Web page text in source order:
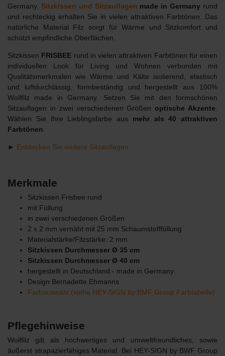
Germany. Sitzkissen und Sitzauflagen made in Germany rund
und rechteckig erhalten Sie in vielen attraktiven Farbtönen. Das
natürliche Material Filz sorgt für Wärme und Sitzkomfort und
schützt empfindliche Oberflächen.
Sitzkissen FRISBEE rund in vielen attraktiven Farbtönen für einen
individuellen Look für Living und Wohnen verbunden mit
Qualitätsmerkmalen wie Wärme und Kälte isolierend, elastisch
und luftdurchlässig, formbeständig und hergestellt aus 100%
Wollfilz made in Germany. Setzen Sie mit den formschönen
Sitzauflagen in zwei verschiedenen Größen optische Akzente
Wählen Sie Ihre Lieblingsfarbe aus mehr als 40 attraktiven
Farbtönen
► Entdecken Sie weitere Sitzauflagen
Merkmale
Sitzkissen Frisbee rund
mit Füllung
in zwei verschiedenen Größen
2 x 2 mm vernäht mit 25 mm Schaumstofffüllung
Materialstärke/Filzstärke: 2 mm
Sitzkissen Durchmesser Ø 35 cm
Sitzkissen Durchmesser Ø 40 cm
hergestellt in Deutschland - made in Germany
Design Bernadette Ehmanns
Farbauswahl (siehe HEY-SIGN by BMF Group Farbtabelle)
Pflegehinweise
Wollfilz gilt als hochwertiges und umweltfreundliches, sowie
äußerst strapazierfähiges Material. Bei HEY-SIGN by BWF Group